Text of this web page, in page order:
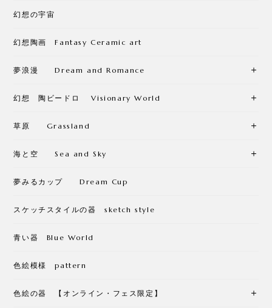
幻想の宇宙
幻想陶画 Fantasy Ceramic art
夢浪漫 Dream and Romance
幻想 陶ビードロ Visionary World
草原 Grassland
海と空 Sea and Sky
夢みるカップ Dream Cup
スケッチスタイルの器 sketch style
青い器 Blue World
色絵模様 pattern
色絵の器 【オンライン・フェス限定】